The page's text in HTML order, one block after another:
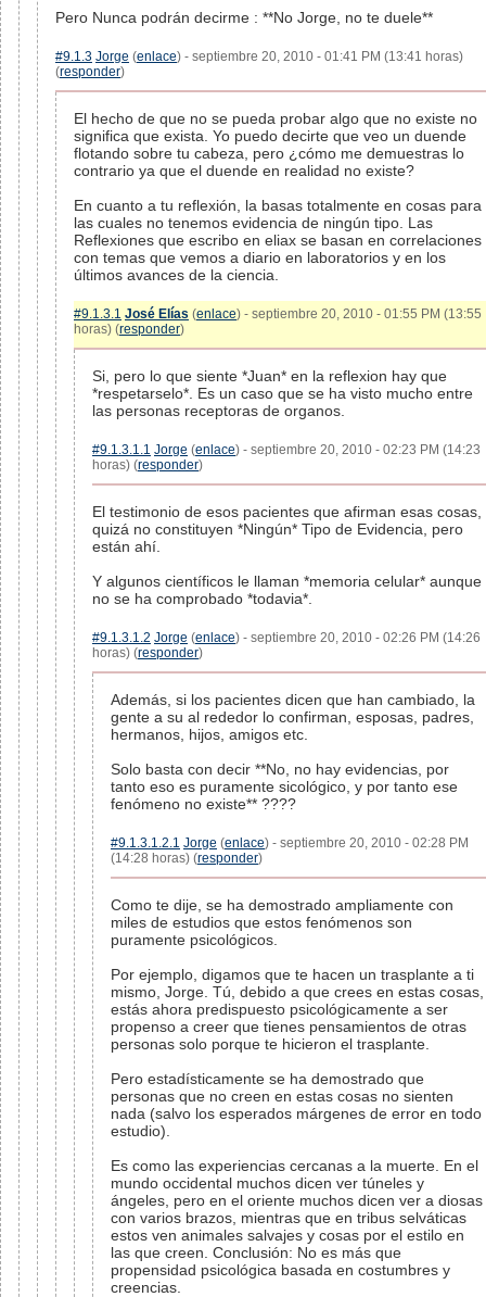
Pero Nunca podrán decirme : **No Jorge, no te duele**
#9.1.3 Jorge (enlace) - septiembre 20, 2010 - 01:41 PM (13:41 horas)
(responder)
El hecho de que no se pueda probar algo que no existe no
significa que exista. Yo puedo decirte que veo un duende
flotando sobre tu cabeza, pero ¿cómo me demuestras lo
contrario ya que el duende en realidad no existe?
En cuanto a tu reflexión, la basas totalmente en cosas para
las cuales no tenemos evidencia de ningún tipo. Las
Reflexiones que escribo en eliax se basan en correlaciones
con temas que vemos a diario en laboratorios y en los
últimos avances de la ciencia.
#9.1.3.1 José Elías (enlace) - septiembre 20, 2010 - 01:55 PM (13:55
horas) (responder)
Si, pero lo que siente *Juan* en la reflexion hay que
*respetarselo*. Es un caso que se ha visto mucho entre
las personas receptoras de organos.
#9.1.3.1.1 Jorge (enlace) - septiembre 20, 2010 - 02:23 PM (14:23
horas) (responder)
El testimonio de esos pacientes que afirman esas cosas,
quizá no constituyen *Ningún* Tipo de Evidencia, pero
están ahí.
Y algunos científicos le llaman *memoria celular* aunque
no se ha comprobado *todavia*.
#9.1.3.1.2 Jorge (enlace) - septiembre 20, 2010 - 02:26 PM (14:26
horas) (responder)
Además, si los pacientes dicen que han cambiado, la
gente a su al rededor lo confirman, esposas, padres,
hermanos, hijos, amigos etc.
Solo basta con decir **No, no hay evidencias, por
tanto eso es puramente sicológico, y por tanto ese
fenómeno no existe** ????
#9.1.3.1.2.1 Jorge (enlace) - septiembre 20, 2010 - 02:28 PM
(14:28 horas) (responder)
Como te dije, se ha demostrado ampliamente con
miles de estudios que estos fenómenos son
puramente psicológicos.
Por ejemplo, digamos que te hacen un trasplante a ti
mismo, Jorge. Tú, debido a que crees en estas cosas,
estás ahora predispuesto psicológicamente a ser
propenso a creer que tienes pensamientos de otras
personas solo porque te hicieron el trasplante.
Pero estadísticamente se ha demostrado que
personas que no creen en estas cosas no sienten
nada (salvo los esperados márgenes de error en todo
estudio).
Es como las experiencias cercanas a la muerte. En el
mundo occidental muchos dicen ver túneles y
ángeles, pero en el oriente muchos dicen ver a diosas
con varios brazos, mientras que en tribus selváticas
estos ven animales salvajes y cosas por el estilo en
las que creen. Conclusión: No es más que
propensidad psicológica basada en costumbres y
creencias.